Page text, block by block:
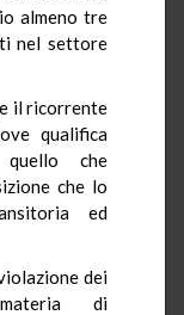
almeno tre
nel settore
il ricorrente
qualifica
quello che
che lo
ed
dei
di